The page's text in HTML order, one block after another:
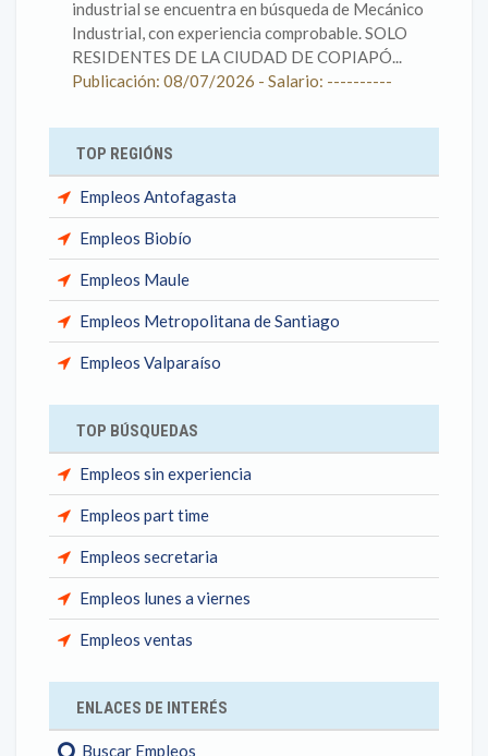
industrial se encuentra en búsqueda de Mecánico
Industrial, con experiencia comprobable. SOLO
RESIDENTES DE LA CIUDAD DE COPIAPÓ...
Publicación: 08/07/2026 - Salario: ----------
TOP REGIÓNS
Empleos Antofagasta
Empleos Biobío
Empleos Maule
Empleos Metropolitana de Santiago
Empleos Valparaíso
TOP BÚSQUEDAS
Empleos sin experiencia
Empleos part time
Empleos secretaria
Empleos lunes a viernes
Empleos ventas
ENLACES DE INTERÉS
Buscar Empleos